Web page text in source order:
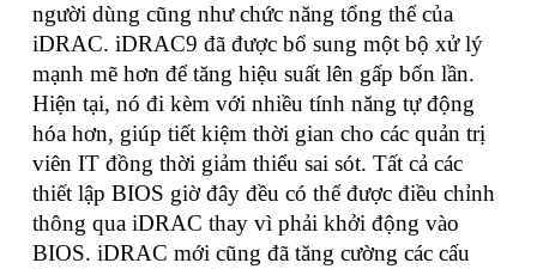
người dùng cũng như chức năng tổng thể của
iDRAC. iDRAC9 đã được bổ sung một bộ xử lý
mạnh mẽ hơn để tăng hiệu suất lên gấp bốn lần.
Hiện tại, nó đi kèm với nhiều tính năng tự động
hóa hơn, giúp tiết kiệm thời gian cho các quản trị
viên IT đồng thời giảm thiểu sai sót. Tất cả các
thiết lập BIOS giờ đây đều có thể được điều chỉnh
thông qua iDRAC thay vì phải khởi động vào
BIOS. iDRAC mới cũng đã tăng cường các cấu